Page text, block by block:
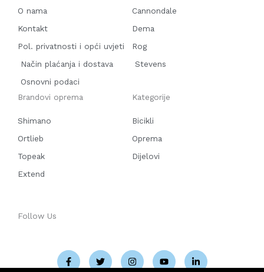
O nama
Kontakt
Pol. privatnosti i opći uvjeti
Način plaćanja i dostava
Osnovni podaci
Cannondale
Dema
Rog
Stevens
Brandovi oprema
Shimano
Ortlieb
Topeak
Extend
Kategorije
Bicikli
Oprema
Dijelovi
Follow Us
c
e
i
t
s
t
u
t
n
k